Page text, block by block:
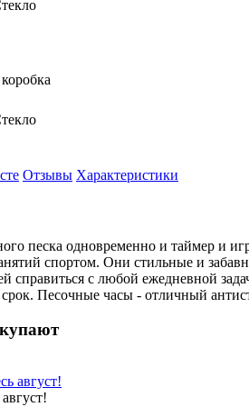
Отзывы Характеристики
песка одновременно и таймер и
спортом. Они стильные и
справиться с любой ежедневной
срок. Песочные часы - отличный